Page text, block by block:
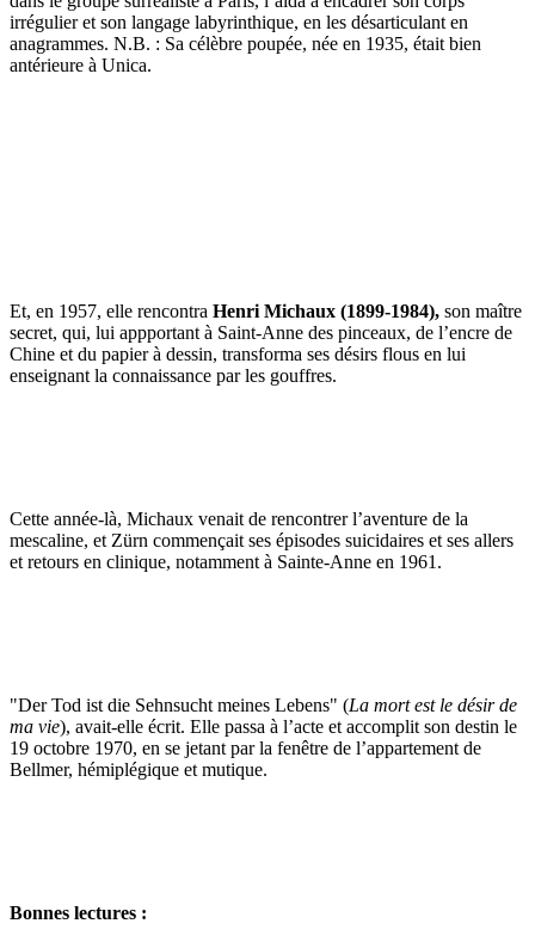
irrégulier et son langage labyrinthique, en les désarticulant en
anagrammes. N.B. : Sa célèbre poupée, née en 1935, était bien
antérieure à Unica.
Et, en 1957, elle rencontra Henri Michaux (1899-1984), son maître
secret, qui, lui appportant à Saint-Anne des pinceaux, de l’encre de
Chine et du papier à dessin, transforma ses désirs flous en lui
enseignant la connaissance par les gouffres.
Cette année-là, Michaux venait de rencontrer l’aventure de la
mescaline, et Zürn commençait ses épisodes suicidaires et ses allers
et retours en clinique, notamment à Sainte-Anne en 1961.
"Der Tod ist die Sehnsucht meines Lebens" (La mort est le désir de
ma vie), avait-elle écrit. Elle passa à l’acte et accomplit son destin le
19 octobre 1970, en se jetant par la fenêtre de l’appartement de
Bellmer, hémiplégique et mutique.
Bonnes lectures :